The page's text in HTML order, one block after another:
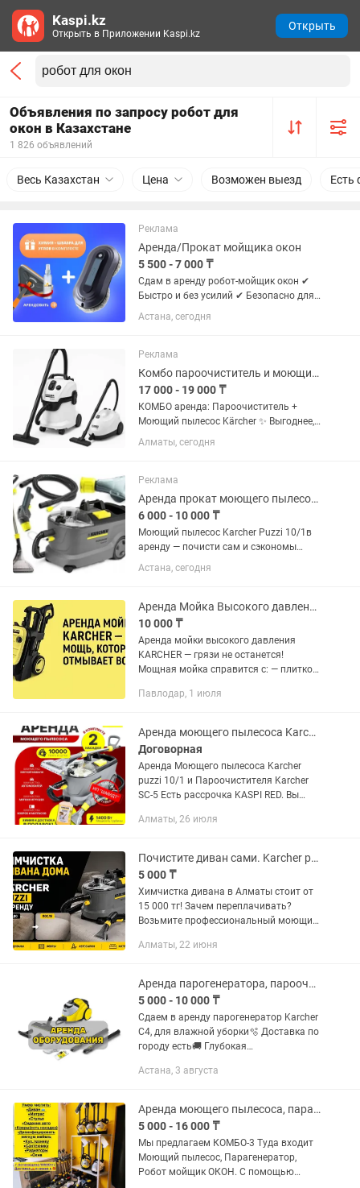
Объявления по запросу робот для
окон в Казахстане
1 826 объявлений
Весь Казахстан Цена Возможен выезд Есть
Реклама
Аренда/Прокат мойщика окон
5 500 - 7 000 ₸
Сдам в аренду робот-мойщик окон ✔
Быстро и без усилий ✔ Безопасно для
высоких этажей ✔ Чистые окна без
разводов 🚚 Бесплатная доставка по
💰 Цена: — 5500...
Астана, сегодня
Реклама
Комбо пароочиститель и моющий пылесос всего за тг в Алматы
17 000 - 19 000 ₸
КОМБО аренда: Пароочиститель +
Моющий пылесос Kärcher ✨ Выгоднее,
чем брать по отдельности. 💰 Тарифы:
🔹 17 000 тг / сутки — будние дни 🔹 19
Продление дешевле на 1 000...
Алматы, сегодня
Реклама
Аренда прокат моющего пылесоса и пароочиститель
6 000 - 10 000 ₸
Моющий пылесос Karcher Puzzi 10/1в
аренду — почисти сам и сэкономы
Возьми профессиональный моющий
пылесос karcher puzzi0/1 в аренду и
самостоятельно, без переплаты за...
Астана, сегодня
Аренда Мойка Высокого давления KARCHER K4
10 000 ₸
Аренда мойки высокого давления
KARCHER — грязи не останется!
Мощная мойка справится с: — плиткой,
авто, бассейном — любой въевшейся
Павлодар, 1 июля
Аренда моющего пылесоса Karcher puzzi 10/1
Договорная
Аренда Моющего пылесоса Karcher
puzzi 10/1 и Пароочистителя Karcher
SC-5 Есть рассрочка KASPI RED. Вы
диваны, матрасы , ковры , кухонные
Алматы, 26 июля
Почистите диван сами. Karcher puzzi в аренду. Диван, салон. Моющий пылесос
5 000 ₸
Химчистка дивана в Алматы стоит от
15 000 тг! Зачем переплачивать?
Возьмите профессиональный моющий
на сутки и почистите всё сами!
Алматы, 22 июня
Аренда парогенератора, пароочиститель, робот мойщик окон
5 000 - 10 000 ₸
Сдаем в аренду парогенератор Karcher
C4, для влажной уборки🫧 Доставка по
городу есть🚚 Глубокая
загрязнения, включая жир, грязь,
Астана, 3 августа
Аренда моющего пылесоса, парагенератора, робот мойщика окон
5 000 - 16 000 ₸
Мы предлагаем КОМБО-3 Туда входит
Моющий пылесос, Парагенератор,
Робот мойщик ОКОН. С помощью
Kaspi.kz
Открыть в Приложении Kaspi.kz
Открыть